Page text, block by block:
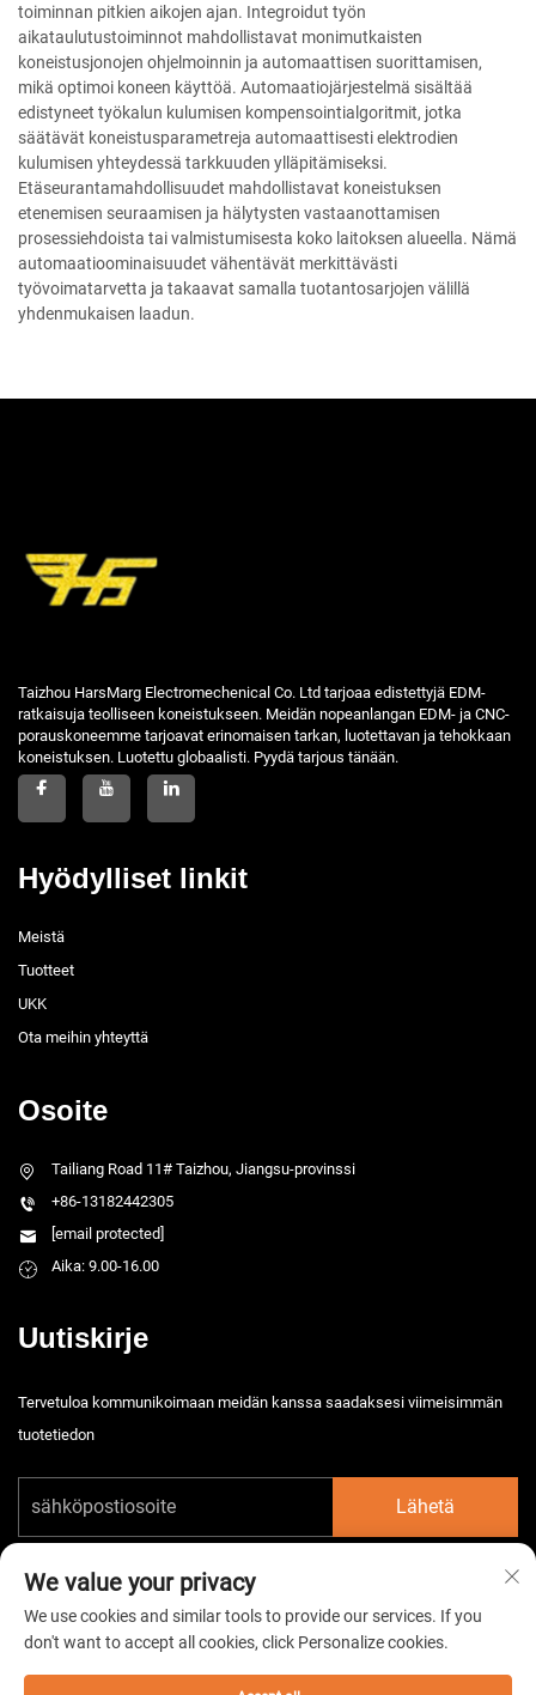
toiminnan pitkien aikojen ajan. Integroidut työn
aikataulutustoiminnot mahdollistavat monimutkaisten
koneistusjonojen ohjelmoinnin ja automaattisen suorittamisen,
mikä optimoi koneen käyttöä. Automaatiojärjestelmä sisältää
edistyneet työkalun kulumisen kompensointialgoritmit, jotka
säätävät koneistusparametreja automaattisesti elektrodien
kulumisen yhteydessä tarkkuuden ylläpitämiseksi.
Etäseurantamahdollisuudet mahdollistavat koneistuksen
etenemisen seuraamisen ja hälytysten vastaanottamisen
prosessiehdoista tai valmistumisesta koko laitoksen alueella. Nämä
automaatioominaisuudet vähentävät merkittävästi
työvoimatarvetta ja takaavat samalla tuotantosarjojen välillä
yhdenmukaisen laadun.
Taizhou HarsMarg Electromechenical Co. Ltd tarjoaa edistettyjä EDM-
ratkaisuja teolliseen koneistukseen. Meidän nopeanlangan EDM- ja CNC-
porauskoneemme tarjoavat erinomaisen tarkan, luotettavan ja tehokkaan
koneistuksen. Luotettu globaalisti. Pyydä tarjous tänään.
Hyödylliset linkit
Meistä
Tuotteet
UKK
Ota meihin yhteyttä
Osoite
Tailiang Road 11# Taizhou, Jiangsu-provinssi
+86-13182442305
[email protected]
Aika: 9.00-16.00
Uutiskirje
Tervetuloa kommunikoimaan meidän kanssa saadaksesi viimeisimmän
tuotetiedon
Lähetä
We value your privacy
We use cookies and similar tools to provide our services. If you
don't want to accept all cookies, click Personalize cookies.